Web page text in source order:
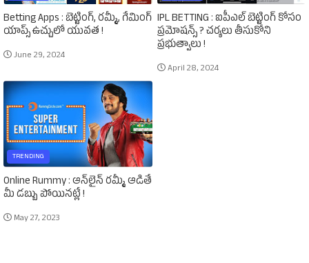
Betting Apps : బెట్టింగ్‌, రమ్మీ, గేమింగ్‌
యాప్స్‌ ఉచ్చులో యువత !
June 29, 2024
IPL BETTING : ఐపీఎల్‌ బెట్టింగ్‌ కోసం
ప్రమోషన్స్‌ ? చర్యలు తీసుకోని
ప్రభుత్వాలు !
April 28, 2024
TRENDING
Online Rummy : ఆన్‌లైన్‌ రమ్మీ ఆడితే
మీ డబ్బు పోయినట్లే !
May 27, 2023